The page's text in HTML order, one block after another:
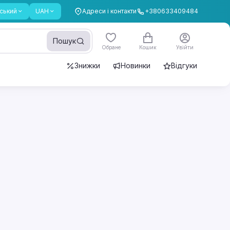
UAH Адреси і контакти +380633409484
Пошук
Обране Кошик Увійти
Знижки Новинки Відгуки